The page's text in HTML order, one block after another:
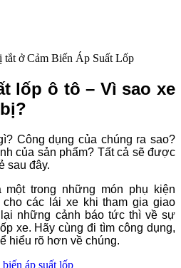
tắtở Cảm Biến Áp Suất Lốp
lốp ô tô – Vì sao xe
Công dụng của chúng ra sao?
của sản phẩm? Tất cả sẽ được
sau đây.
trong những món phụ kiện
các lái xe khi tham gia giao
những cảnh báo tức thì về sự
xe. Hãy cùng đi tìm công dụng,
hiểu rõ hơn về chúng.